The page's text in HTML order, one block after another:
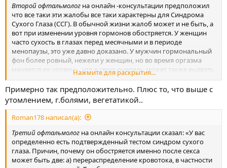
Второй офтальмолог на онлайн -консультации предположил
что все таки эти жалобы все таки характерны для Синдрома
Сухого Глаза (ССГ). В обычной жизни жалоб может и не быть, а
вот при изменении уровня гормонов обостряется. У женщин
часто сухость в глазах перед месячными и в периоде
менопаузы, это уже давно доказано. У мужчин гормональный
фон более ровный, нежели у женщин, но во время оргазма
меняется их уровень, что в свою очередь может также вызвать
Нажмите для раскрытия...
Примерно так предположительно. Плюс то, что выше с
утомлением, г.болями, вегетатикой..
Roman178 написал(а):
Третий офтальмолог на онлайн консультации сказал: «У вас
определенно есть подтвержденный тестом синдром сухого
глаза. Причин, почему он обостряется именно после секса
может быть две: а) перераспределение кровотока, в частности